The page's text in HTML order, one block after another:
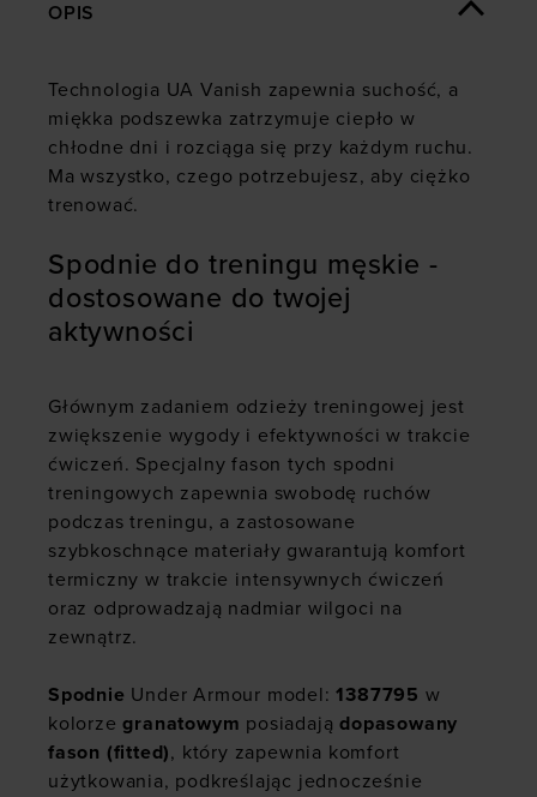
OPIS
Technologia UA Vanish zapewnia suchość, a
miękka podszewka zatrzymuje ciepło w
chłodne dni i rozciąga się przy każdym ruchu.
Ma wszystko, czego potrzebujesz, aby ciężko
trenować.
Spodnie do treningu męskie -
dostosowane do twojej
aktywności
Głównym zadaniem odzieży treningowej jest
zwiększenie wygody i efektywności w trakcie
ćwiczeń. Specjalny fason tych spodni
treningowych zapewnia swobodę ruchów
podczas treningu, a zastosowane
szybkoschnące materiały gwarantują komfort
termiczny w trakcie intensywnych ćwiczeń
oraz odprowadzają nadmiar wilgoci na
zewnątrz.
Spodnie Under Armour model:1387795 w
kolorzegranatowym posiadajądopasowany
fason (fitted), który zapewnia komfort
użytkowania, podkreślając jednocześnie